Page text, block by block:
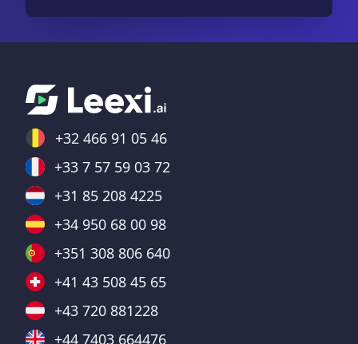
+32 466 91 05 46
+33 7 57 59 03 72
+31 85 208 4225
+34 950 68 00 98
+351 308 806 640
+41 43 508 45 65
+43 720 881228
+44 7403 664476